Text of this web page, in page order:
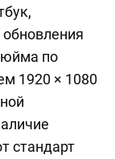
по
1920 × 1080
стандарт